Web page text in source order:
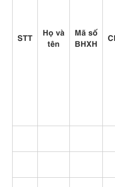
STT Họ và
tên
Mã số
BHXH